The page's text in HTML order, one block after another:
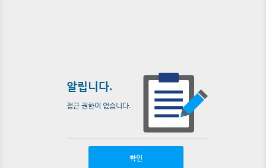
알립니다.
접근 권한이 없습니다.